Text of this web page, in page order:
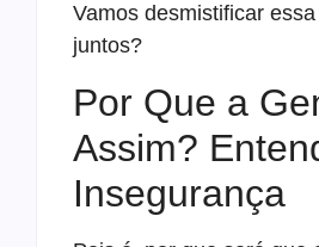
Vamos desmistificar
juntos?
Por Que a
Assim?
Insegurança